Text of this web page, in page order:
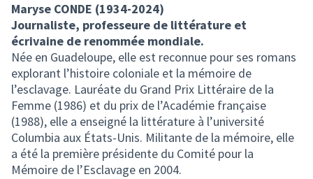
Maryse CONDE (1934-2024)
Journaliste, professeure de littérature et
écrivaine de renommée mondiale.
Née en Guadeloupe, elle est reconnue pour ses romans
explorant l’histoire coloniale et la mémoire de
l’esclavage. Lauréate du Grand Prix Littéraire de la
Femme (1986) et du prix de l’Académie française
(1988), elle a enseigné la littérature à l’université
Columbia aux États-Unis. Militante de la mémoire, elle
a été la première présidente du Comité pour la
Mémoire de l’Esclavage en 2004.